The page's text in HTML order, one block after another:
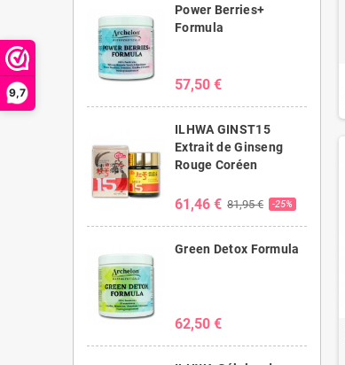
9,7
Power Berries+
Formula
57,50 €
ILHWA GINST15
Extrait de Ginseng
Rouge Coréen
61,46 € 81,95 € -25%
Green Detox Formula
62,50 €